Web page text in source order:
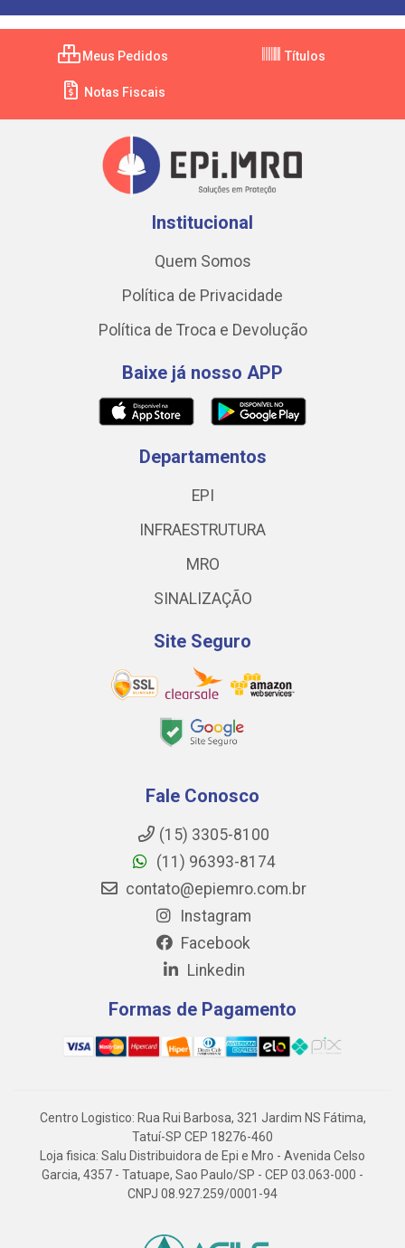
Meus Pedidos Títulos
Notas Fiscais
Institucional
Quem Somos
Política de Privacidade
Política de Troca e Devolução
Baixe já nosso APP
Departamentos
EPI
INFRAESTRUTURA
MRO
SINALIZAÇÃO
Site Seguro
Fale Conosco
(15) 3305-8100
(11) 96393-8174
contato@epiemro.com.br
Instagram
Facebook
Linkedin
Formas de Pagamento
Centro Logistico: Rua Rui Barbosa, 321 Jardim NS Fátima,
Tatuí-SP CEP 18276-460
Loja fisica: Salu Distribuidora de Epi e Mro - Avenida Celso
Garcia, 4357 - Tatuape, Sao Paulo/SP - CEP 03.063-000 -
CNPJ 08.927.259/0001-94